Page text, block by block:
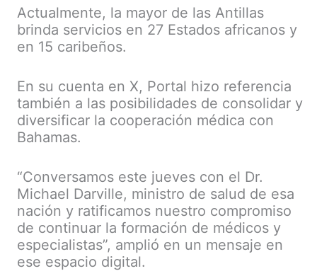
Actualmente, la mayor de las Antillas
brinda servicios en 27 Estados africanos y
en 15 caribeños.
En su cuenta en X, Portal hizo referencia
también a las posibilidades de consolidar y
diversificar la cooperación médica con
Bahamas.
“Conversamos este jueves con el Dr.
Michael Darville, ministro de salud de esa
nación y ratificamos nuestro compromiso
de continuar la formación de médicos y
especialistas”, amplió en un mensaje en
ese espacio digital.